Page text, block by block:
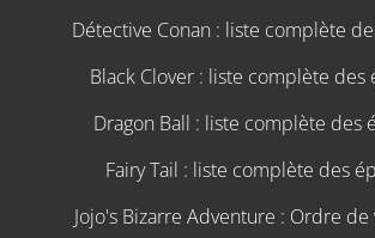
Détective Conan : liste complète
Black Clover : liste complète des
Dragon Ball : liste complète des
Fairy Tail : liste complète des
Jojo's Bizarre Adventure : Ordre de